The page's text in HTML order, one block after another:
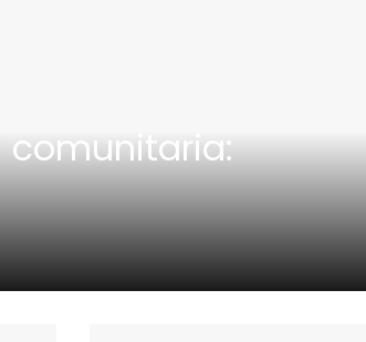
comunitaria: